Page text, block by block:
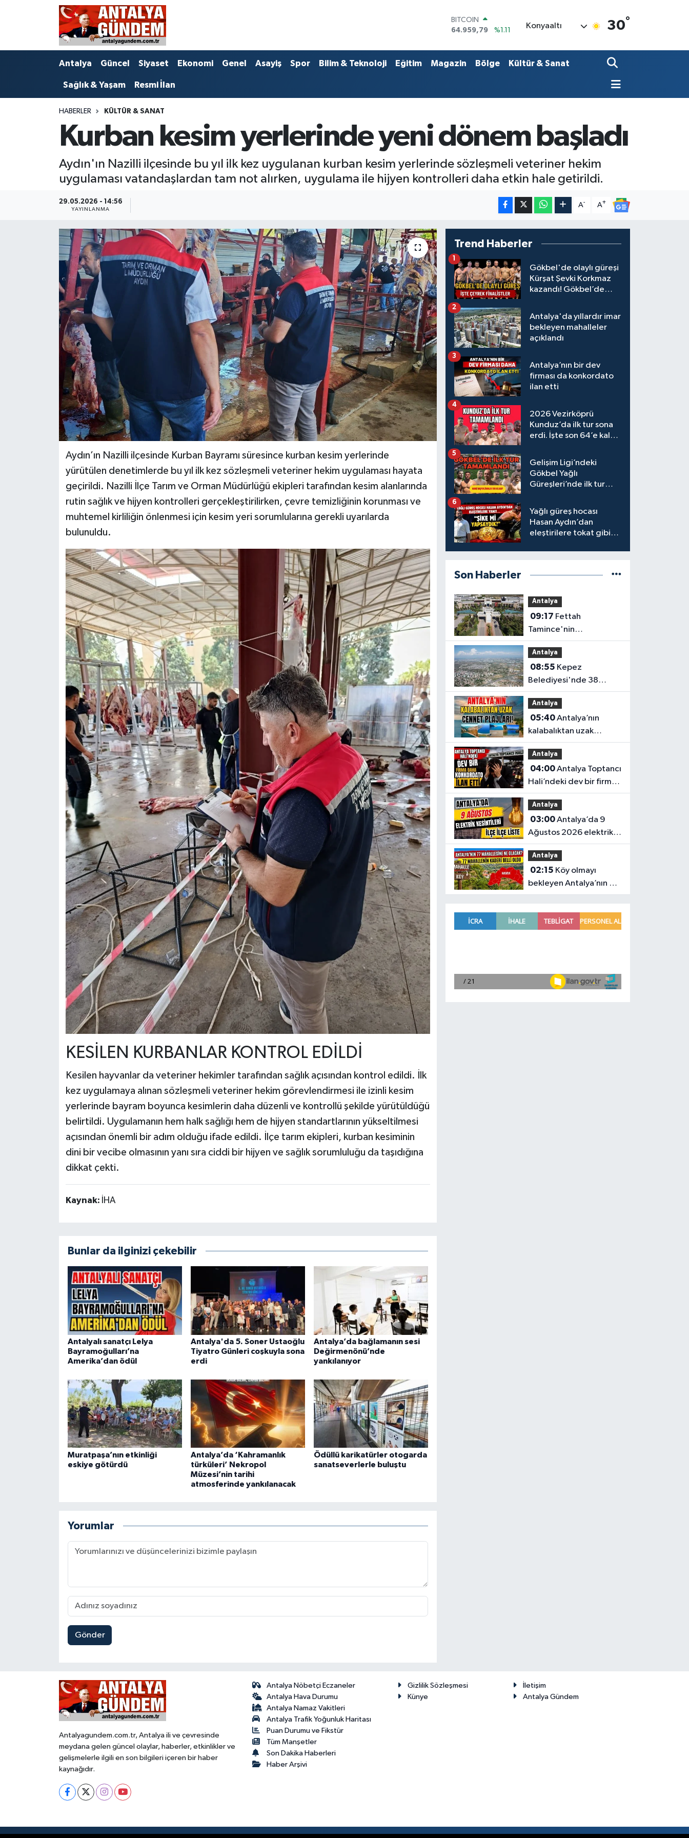
DOLAR
47,7436
%0.18
55,2510
%0.32
STERLİN
64.959,79
%1.11
Konyaaltı 30°
Antalya Güncel Siyaset Ekonomi Genel Asayiş Spor Bilim & Teknoloji Eğitim Magazin Bölge Kültür & Sanat
Sağlık & Yaşam Resmi İlan
HABERLER KÜLTÜR & SANAT
Kurban kesim yerlerinde yeni dönem başladı
Aydın'ın Nazilli ilçesinde bu yıl ilk kez uygulanan kurban kesim yerlerinde sözleşmeli veteriner hekim
uygulaması vatandaşlardan tam not alırken, uygulama ile hijyen kontrolleri daha etkin hale getirildi.
29.05.2026 - 14:56
YAYINLANMA
A- A+
Aydın’ın Nazilli ilçesinde Kurban Bayramı süresince kurban kesim yerlerinde
yürütülen denetimlerde bu yıl ilk kez sözleşmeli veteriner hekim uygulaması hayata
geçirildi. Nazilli İlçe Tarım ve Orman Müdürlüğü ekipleri tarafından kesim alanlarında
rutin sağlık ve hijyen kontrolleri gerçekleştirilirken, çevre temizliğinin korunması ve
muhtemel kirliliğin önlenmesi için kesim yeri sorumlularına gerekli uyarılarda
bulunuldu.
KESİLEN KURBANLAR KONTROL EDİLDİ
Kesilen hayvanlar da veteriner hekimler tarafından sağlık açısından kontrol edildi. İlk
kez uygulamaya alınan sözleşmeli veteriner hekim görevlendirmesi ile izinli kesim
yerlerinde bayram boyunca kesimlerin daha düzenli ve kontrollü şekilde yürütüldüğü
belirtildi. Uygulamanın hem halk sağlığı hem de hijyen standartlarının yükseltilmesi
açısından önemli bir adım olduğu ifade edildi. İlçe tarım ekipleri, kurban kesiminin
dini bir vecibe olmasının yanı sıra ciddi bir hijyen ve sağlık sorumluluğu da taşıdığına
dikkat çekti.
Kaynak: İHA
Bunlar da ilginizi çekebilir
Antalyalı sanatçı Lelya
Bayramoğulları’na
Amerika’dan ödül
Antalya'da 5. Soner Ustaoğlu
Tiyatro Günleri coşkuyla sona
erdi
Antalya’da bağlamanın sesi
Değirmenönü’nde
yankılanıyor
Muratpaşa’nın etkinliği
eskiye götürdü
Antalya’da ‘Kahramanlık
türküleri’ Nekropol
Müzesi’nin tarihi
atmosferinde yankılanacak
Ödüllü karikatürler otogarda
sanatseverlerle buluştu
Yorumlar
Gönder
Trend Haberler
Gökbel'de olaylı güreşi
Kürşat Şevki Korkmaz
kazandı! Gökbel’de
Gürbüz elendi!
1
Antalya'da yıllardır imar
bekleyen mahalleler
açıklandı
2
Antalya’nın bir dev
firması da konkordato
ilan etti
3
2026 Vezirköprü
Kunduz’da ilk tur sona
erdi. İşte son 64’e kalan
4
Gelişim Ligi’ndeki
Gökbel Yağlı
Güreşleri’nde ilk tur
5
Yağlı güreş hocası
Hasan Aydın’dan
eleştirilere tokat gibi
6
Son Haberler
Antalya
09:17
Tamince'nin
başkanlığındaki Antalya
Bilim Üniversitesi'nde
düzen değişti
Antalya
08:55
Belediyesi'nde 38
milyon TL'lik dev ihale
Antalya
05:40Antalya’nın
kalabalıktan uzak
cennet plajları!
Antalya
04:00Antalya Toptancı
Hali’ndeki dev bir firma
daha konkordato ilan
etti
Antalya
03:00Antalya’da 9
Ağustos 2026 elektrik
kesintilerinin tam listesi
Antalya
02:15
bekleyen Antalya’nın 77
mahallesinin kaderi belli
Antalyagundem.com.tr, Antalya ili ve çevresinde
meydana gelen güncel olaylar, haberler, etkinlikler ve
gelişmelerle ilgili en son bilgileri içeren bir haber
kaynağıdır.
Antalya Nöbetçi Eczaneler
Antalya Hava Durumu
Antalya Namaz Vakitleri
Antalya Trafik Yoğunluk Haritası
Puan Durumu ve Fikstür
Tüm Manşetler
Son Dakika Haberleri
Haber Arşivi
Gizlilik Sözleşmesi
İletişim
Künye
Antalya Gündem
Antalya
Bilim & Teknoloji
Ekonomi
Kültür & Sanat
Magazin
Resmi İlan
Sağlık & Yaşam
Antalya Nöbetçi Eczaneler
Antalya Hava Durumu
Antalya Namaz Vakitleri
Süper Lig Puan Durumu ve Fikstür
Tüm Manşetler